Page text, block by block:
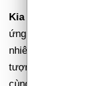
Kia Sportage
là mẫu
ứng dụng triết lý
nhiên và cuộc sống
tượng ngay từ cái